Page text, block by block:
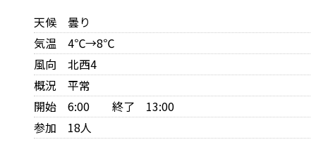
天候 曇り
気温 4℃→8℃
風向 北西4
概況 平常
開始 6:00 終了 13:00
参加 18人